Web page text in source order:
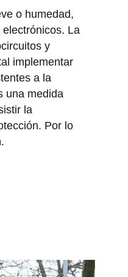
o humedad,
La
y
implementar
a la
una medida
la
Por lo